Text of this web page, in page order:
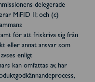
delegerade
MiFID II; och (c)
för att friskriva sig från
eller annat ansvar som
enligt
kan omfattas av, har